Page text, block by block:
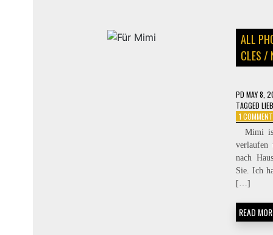
ALL
CLES /
PD MAY 8,
TAGGED
1 COMMENT
Mimi
verlaufen
nach
Sie. Ich
[…]
READ